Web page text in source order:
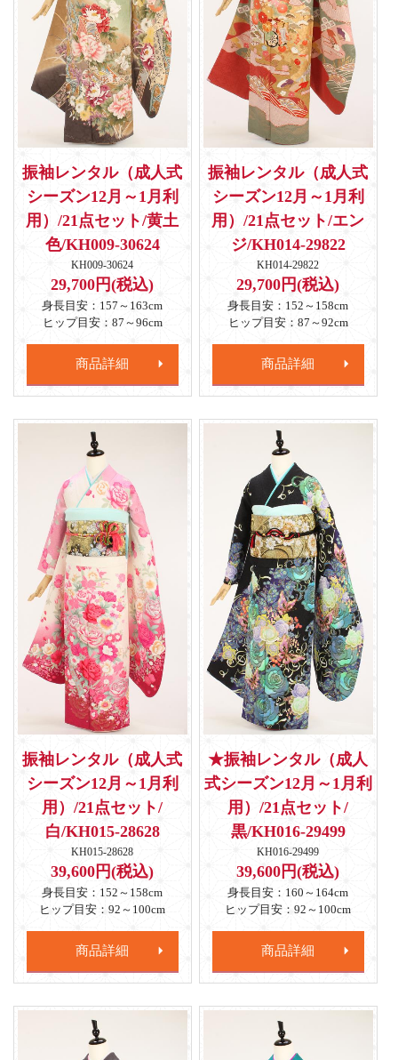
振袖レンタル（成人式
シーズン12月～1月利
用）/21点セット/黄土
色/KH009-30624
KH009-30624
29,700円(税込)
身長目安：157～163cm
ヒップ目安：87～96cm
商品詳細
振袖レンタル（成人式
シーズン12月～1月利
用）/21点セット/エン
ジ/KH014-29822
KH014-29822
29,700円(税込)
身長目安：152～158cm
ヒップ目安：87～92cm
商品詳細
振袖レンタル（成人式
シーズン12月～1月利
用）/21点セット/
白/KH015-28628
KH015-28628
39,600円(税込)
身長目安：152～158cm
ヒップ目安：92～100cm
商品詳細
★振袖レンタル（成人
式シーズン12月～1月利
用）/21点セット/
黒/KH016-29499
KH016-29499
39,600円(税込)
身長目安：160～164cm
ヒップ目安：92～100cm
商品詳細